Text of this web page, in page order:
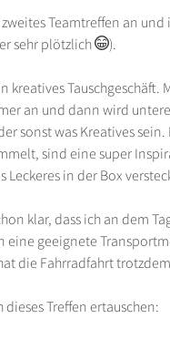
Teamtreffen an
sehr plötzlich
).
kreatives
an und dann wird
sonst was Kreatives
sind eine super
Leckeres in der Box
klar, dass ich an dem
eine geeignete
die Fahrradfahrt
dieses Treffen ertauschen: